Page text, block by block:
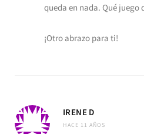
queda en nada. Qué juego
¡Otro abrazo para ti!
IRENE D
HACE 11 AÑOS